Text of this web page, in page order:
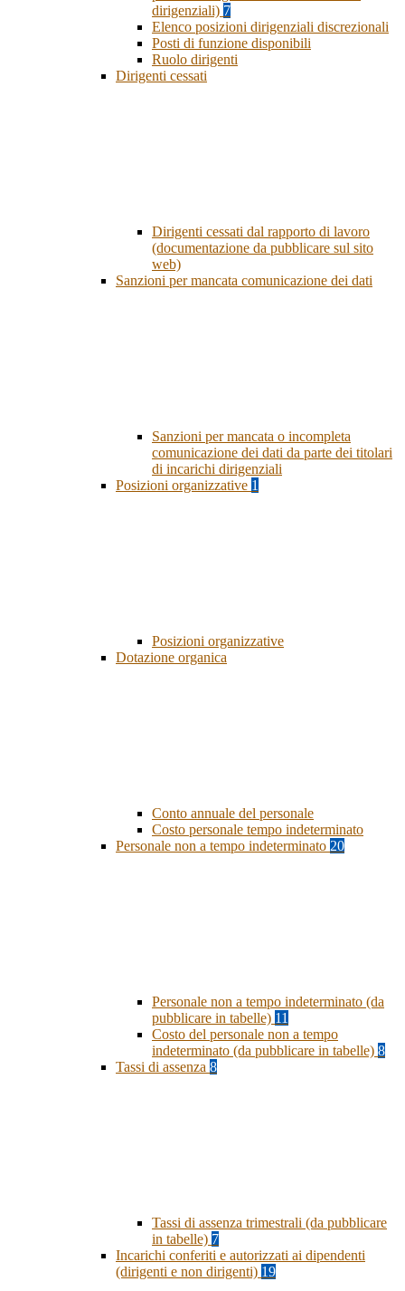
dirigenziali) 7
Elenco posizioni dirigenziali discrezionali
Posti di funzione disponibili
Ruolo dirigenti
Dirigenti cessati
Dirigenti cessati dal rapporto di lavoro
(documentazione da pubblicare sul sito
web)
Sanzioni per mancata comunicazione dei dati
Sanzioni per mancata o incompleta
comunicazione dei dati da parte dei titolari
di incarichi dirigenziali
Posizioni organizzative 1
Posizioni organizzative
Dotazione organica
Conto annuale del personale
Costo personale tempo indeterminato
Personale non a tempo indeterminato 20
Personale non a tempo indeterminato (da
pubblicare in tabelle) 11
Costo del personale non a tempo
indeterminato (da pubblicare in tabelle) 8
Tassi di assenza 8
Tassi di assenza trimestrali (da pubblicare
in tabelle) 7
Incarichi conferiti e autorizzati ai dipendenti
(dirigenti e non dirigenti) 19